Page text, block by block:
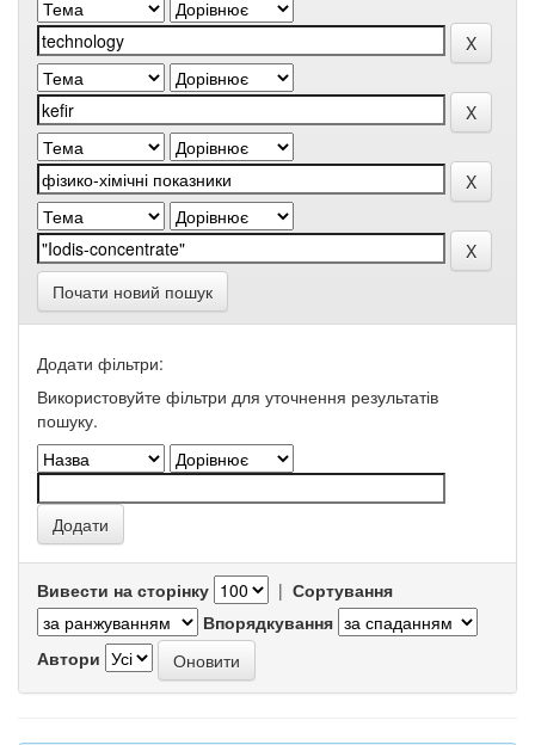
Почати новий пошук
Додати фільтри:
Використовуйте фільтри для уточнення результатів
пошуку.
Вивести на сторінку | Сортування
Впорядкування
Автори